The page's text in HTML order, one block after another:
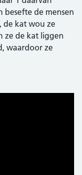
besefte de mensen
de kat wou ze
ze de kat liggen
waardoor ze